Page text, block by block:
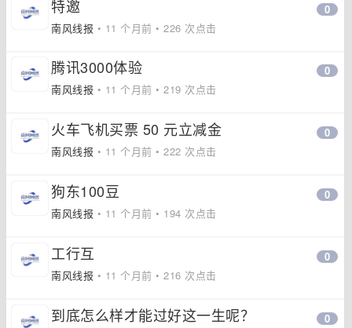
特邀
南风线报 • 11 个月前 • 226 次点击
0
腾讯3000体验
南风线报 • 11 个月前 • 219 次点击
0
火车飞机买票 50 元立减金
南风线报 • 11 个月前 • 222 次点击
0
狗东100豆
南风线报 • 11 个月前 • 194 次点击
0
工行互
南风线报 • 11 个月前 • 216 次点击
0
到底怎么样才能过好这一生呢？ 0